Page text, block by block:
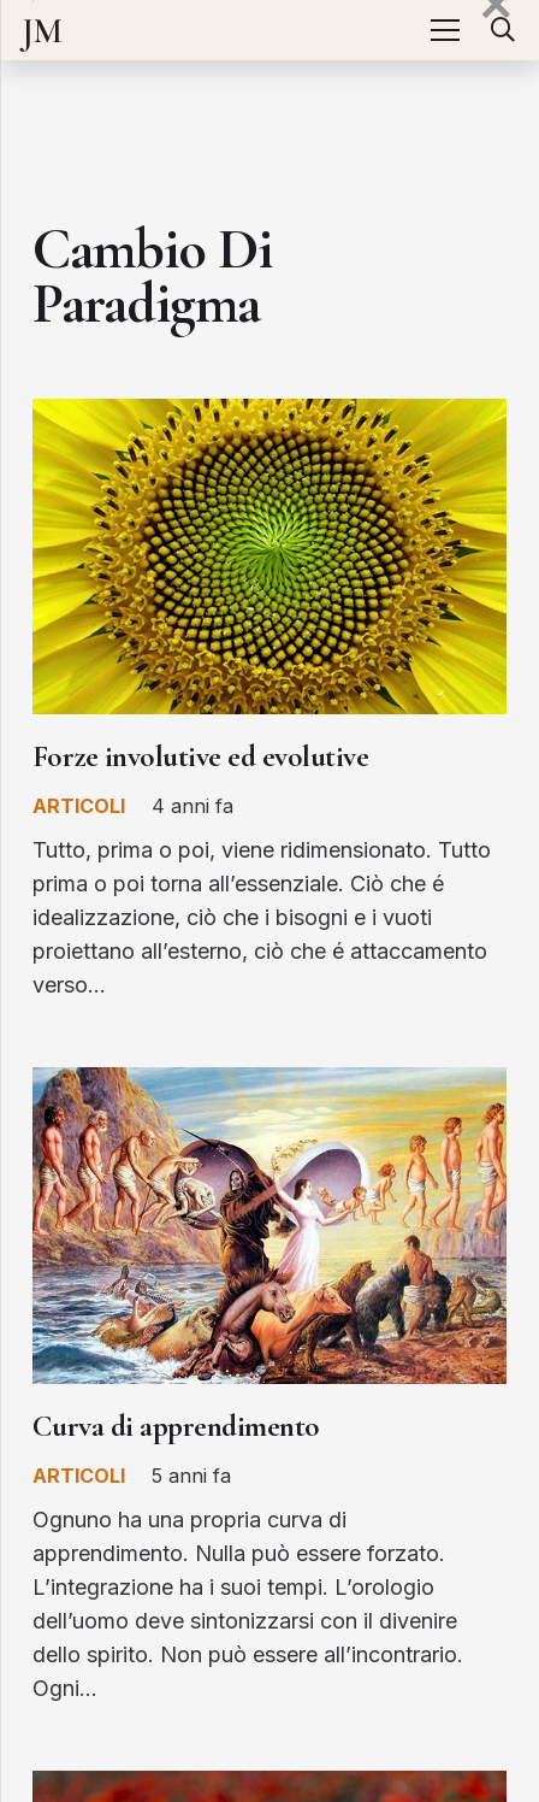
JM
Cambio Di
Paradigma
Forze involutive ed evolutive
ARTICOLI 4 anni fa
Tutto, prima o poi, viene ridimensionato. Tutto
prima o poi torna all’essenziale. Ciò che é
idealizzazione, ciò che i bisogni e i vuoti
proiettano all’esterno, ciò che é attaccamento
verso…
Curva di apprendimento
ARTICOLI 5 anni fa
Ognuno ha una propria curva di
apprendimento. Nulla può essere forzato.
L’integrazione ha i suoi tempi. L’orologio
dell’uomo deve sintonizzarsi con il divenire
dello spirito. Non può essere all’incontrario.
Ogni…